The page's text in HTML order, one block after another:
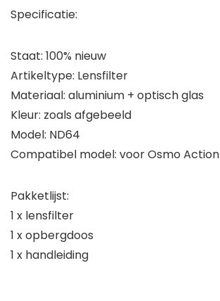
Specificatie:
Staat: 100% nieuw
Artikeltype: Lensfilter
Materiaal: aluminium + optisch glas
Kleur: zoals afgebeeld
Model: ND64
Compatibel model: voor Osmo Action
Pakketlijst:
1 x lensfilter
1 x opbergdoos
1 x handleiding